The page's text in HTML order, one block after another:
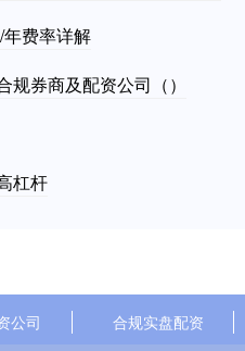
费率详解
券商及配资公司（）
杠杆
公司 合规实盘配资